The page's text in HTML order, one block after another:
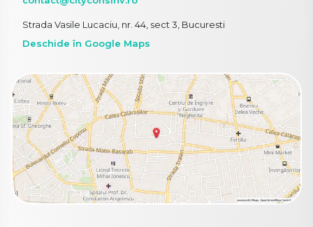
Strada Vasile Lucaciu, nr. 44, sect 3, Bucuresti
Deschide în Google Maps